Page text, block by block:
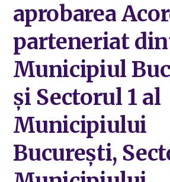
aprobarea
parteneriat
Municipiul
și Sectorul 1 al
Municipiului
București,